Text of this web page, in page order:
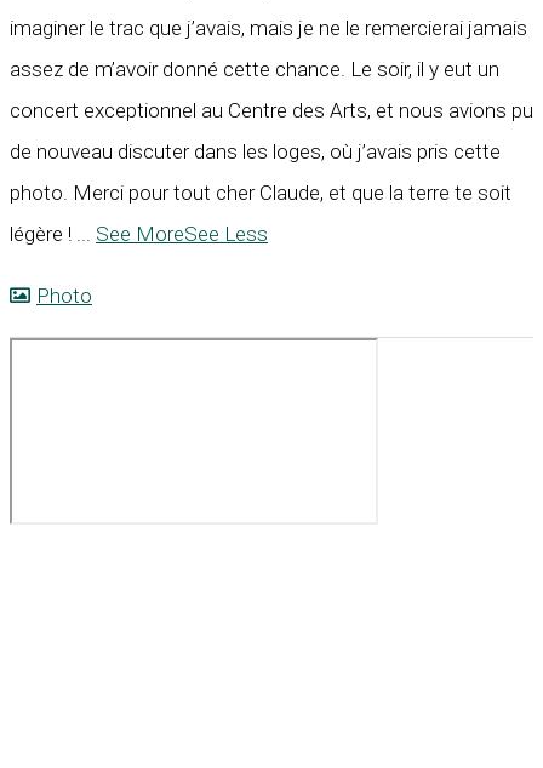
imaginer le trac que j’avais, mais je ne le remercierai jamais
assez de m’avoir donné cette chance. Le soir, il y eut un
concert exceptionnel au Centre des Arts, et nous avions pu
de nouveau discuter dans les loges, où j’avais pris cette
photo. Merci pour tout cher Claude, et que la terre te soit
légère !
See MoreSee Less
Photo